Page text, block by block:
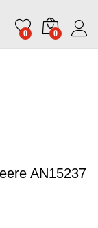
0 0
AN15237